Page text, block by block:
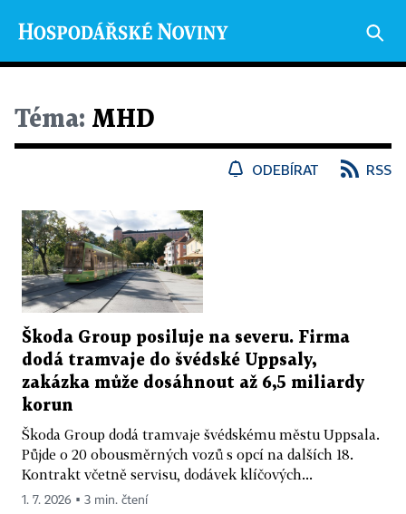
Téma: MHD
ODEBÍRAT RSS
Škoda Group posiluje na severu. Firma
dodá tramvaje do švédské Uppsaly,
zakázka může dosáhnout až 6,5 miliardy
korun
Škoda Group dodá tramvaje švédskému městu Uppsala.
Půjde o 20 obousměrných vozů s opcí na dalších 18.
Kontrakt včetně servisu, dodávek klíčových...
1. 7. 2026 ▪ 3 min. čtení